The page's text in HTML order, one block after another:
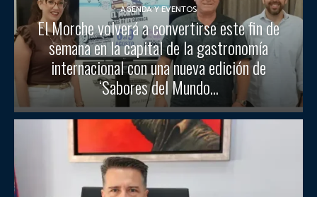
AGENDA Y EVENTOS
El Morche volverá a convertirse este fin de
semana en la capital de la gastronomía
internacional con una nueva edición de
‘Sabores del Mundo...